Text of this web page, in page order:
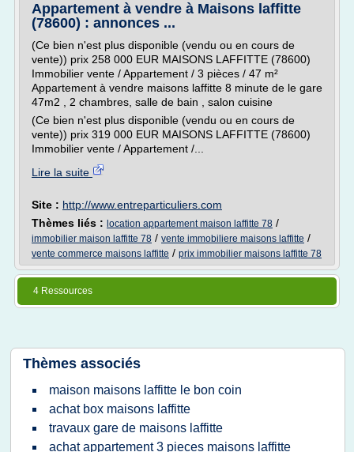
Appartement à vendre à Maisons laffitte
(78600) : annonces ...
(Ce bien n'est plus disponible (vendu ou en cours de
vente)) prix 258 000 EUR MAISONS LAFFITTE (78600)
Immobilier vente / Appartement / 3 pièces / 47 m²
Appartement à vendre maisons laffitte 8 minute de le gare
47m2 , 2 chambres, salle de bain , salon cuisine
(Ce bien n'est plus disponible (vendu ou en cours de
vente)) prix 319 000 EUR MAISONS LAFFITTE (78600)
Immobilier vente / Appartement /...
Lire la suite
Site : http://www.entreparticuliers.com
Thèmes liés : location appartement maison laffitte 78 /
immobilier maison laffitte 78 / vente immobiliere maisons laffitte /
vente commerce maisons laffitte / prix immobilier maisons laffitte 78
4 Ressources
Thèmes associés
maison maisons laffitte le bon coin
achat box maisons laffitte
travaux gare de maisons laffitte
achat appartement 3 pieces maisons laffitte